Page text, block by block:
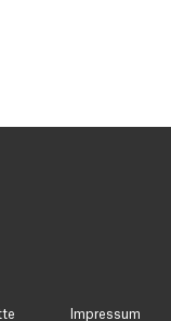
Impressum